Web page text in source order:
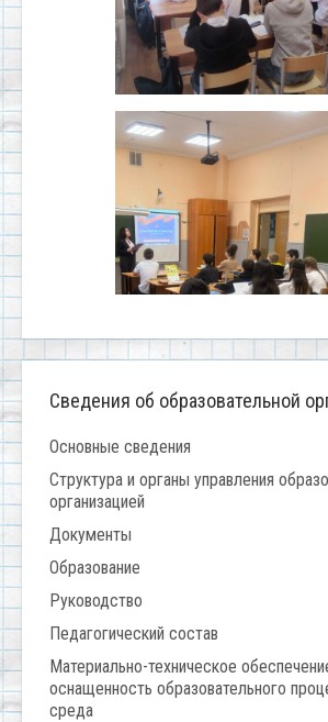
Сведения об образовательной
Основные сведения
Структура и органы управления
организацией
Документы
Образование
Руководство
Педагогический состав
Материально-техническое
оснащенность образовательного
среда